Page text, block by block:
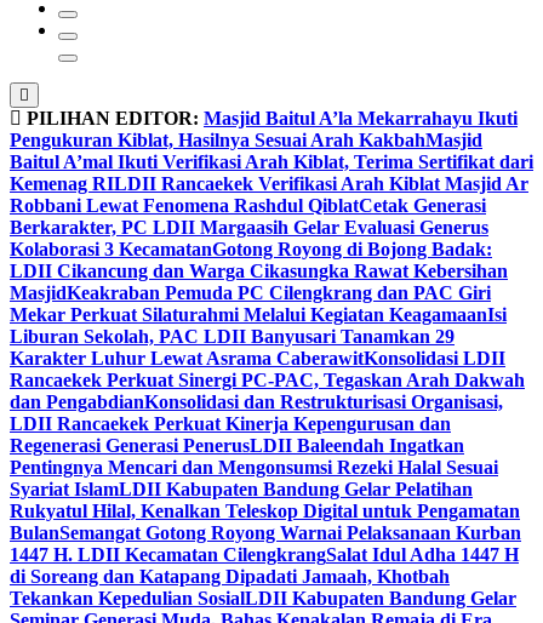
PILIHAN EDITOR: Masjid Baitul A’la Mekarrahayu Ikuti
Pengukuran Kiblat, Hasilnya Sesuai Arah KakbahMasjid
Baitul A’mal Ikuti Verifikasi Arah Kiblat, Terima Sertifikat dari
Kemenag RILDII Rancaekek Verifikasi Arah Kiblat Masjid Ar
Robbani Lewat Fenomena Rashdul QiblatCetak Generasi
Berkarakter, PC LDII Margaasih Gelar Evaluasi Generus
Kolaborasi 3 KecamatanGotong Royong di Bojong Badak:
LDII Cikancung dan Warga Cikasungka Rawat Kebersihan
MasjidKeakraban Pemuda PC Cilengkrang dan PAC Giri
Mekar Perkuat Silaturahmi Melalui Kegiatan KeagamaanIsi
Liburan Sekolah, PAC LDII Banyusari Tanamkan 29
Karakter Luhur Lewat Asrama CaberawitKonsolidasi LDII
Rancaekek Perkuat Sinergi PC-PAC, Tegaskan Arah Dakwah
dan PengabdianKonsolidasi dan Restrukturisasi Organisasi,
LDII Rancaekek Perkuat Kinerja Kepengurusan dan
Regenerasi Generasi PenerusLDII Baleendah Ingatkan
Pentingnya Mencari dan Mengonsumsi Rezeki Halal Sesuai
Syariat IslamLDII Kabupaten Bandung Gelar Pelatihan
Rukyatul Hilal, Kenalkan Teleskop Digital untuk Pengamatan
BulanSemangat Gotong Royong Warnai Pelaksanaan Kurban
1447 H. LDII Kecamatan CilengkrangSalat Idul Adha 1447 H
di Soreang dan Katapang Dipadati Jamaah, Khotbah
Tekankan Kepedulian SosialLDII Kabupaten Bandung Gelar